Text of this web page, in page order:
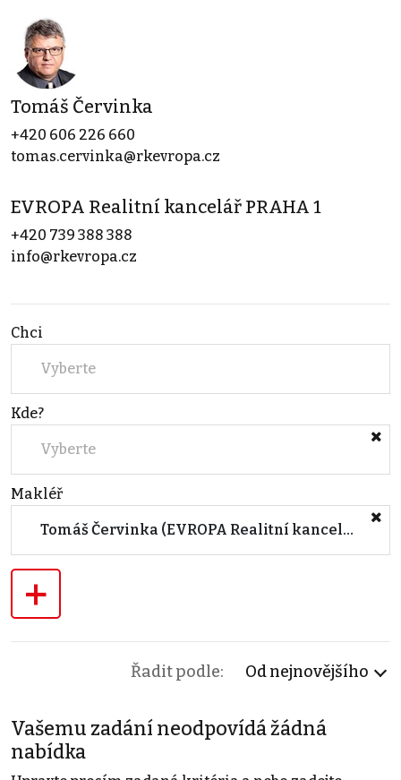
Tomáš Červinka
+420 606 226 660
tomas.cervinka@rkevropa.cz
EVROPA Realitní kancelář PRAHA 1
+420 739 388 388
info@rkevropa.cz
Chci
Vyberte
Kde?
Vyberte
Makléř
Tomáš Červinka (EVROPA Realitní kancelář PRAHA 1)
+
Řadit podle: Od nejnovějšího
Vašemu zadání neodpovídá žádná
nabídka